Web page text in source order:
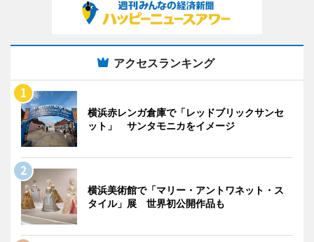
アクセスランキング
横浜赤レンガ倉庫で「レッドブリックサンセ
ット」 サンタモニカをイメージ
横浜美術館で「マリー・アントワネット・ス
タイル」展 世界初公開作品も